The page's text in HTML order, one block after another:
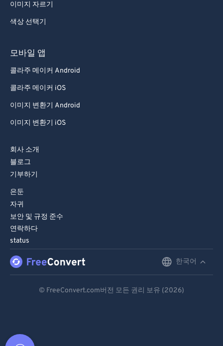
이미지 자르기
색상 선택기
모바일 앱
콜라주 메이커 Android
콜라주 메이커 iOS
이미지 변환기 Android
이미지 변환기 iOS
회사 소개
블로그
기부하기
은둔
자귀
보안 및 규정 준수
연락하다
status
한국어
© FreeConvert.com버전 모든 권리 보유 (2026)